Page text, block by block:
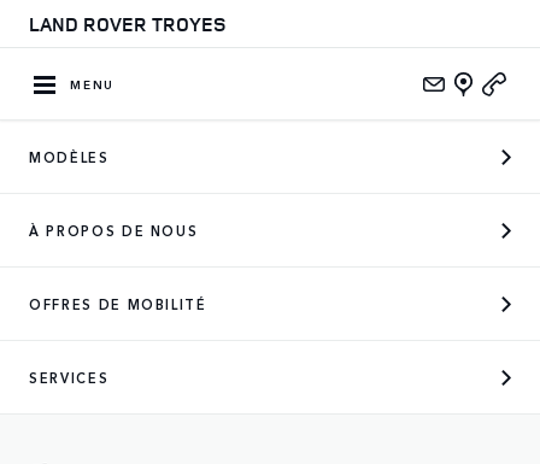
LAND ROVER TROYES
MENU
MODÈLES
À PROPOS DE NOUS
OFFRES DE MOBILITÉ
SERVICES
DES MARQUES SUIVANTES